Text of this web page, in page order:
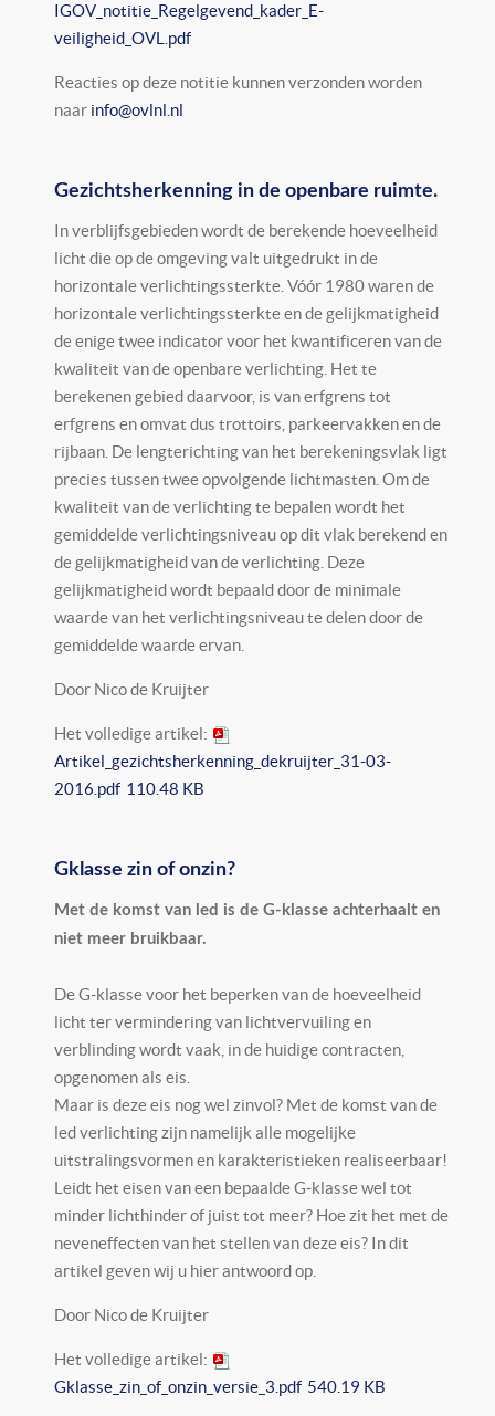
IGOV_notitie_Regelgevend_kader_E-
veiligheid_OVL.pdf
Reacties op deze notitie kunnen verzonden worden
naar info@ovlnl.nl
Gezichtsherkenning in de openbare ruimte.
In verblijfsgebieden wordt de berekende hoeveelheid
licht die op de omgeving valt uitgedrukt in de
horizontale verlichtingssterkte. Vóór 1980 waren de
horizontale verlichtingssterkte en de gelijkmatigheid
de enige twee indicator voor het kwantificeren van de
kwaliteit van de openbare verlichting. Het te
berekenen gebied daarvoor, is van erfgrens tot
erfgrens en omvat dus trottoirs, parkeervakken en de
rijbaan. De lengterichting van het berekeningsvlak ligt
precies tussen twee opvolgende lichtmasten. Om de
kwaliteit van de verlichting te bepalen wordt het
gemiddelde verlichtingsniveau op dit vlak berekend en
de gelijkmatigheid van de verlichting. Deze
gelijkmatigheid wordt bepaald door de minimale
waarde van het verlichtingsniveau te delen door de
gemiddelde waarde ervan.
Door Nico de Kruijter
Het volledige artikel:
Artikel_gezichtsherkenning_dekruijter_31-03-
2016.pdf 110.48 KB
Gklasse zin of onzin?
Met de komst van led is de G-klasse achterhaalt en
niet meer bruikbaar.
De G‐klasse voor het beperken van de hoeveelheid
licht ter vermindering van lichtvervuiling en
verblinding wordt vaak, in de huidige contracten,
opgenomen als eis.
Maar is deze eis nog wel zinvol? Met de komst van de
led verlichting zijn namelijk alle mogelijke
uitstralingsvormen en karakteristieken realiseerbaar!
Leidt het eisen van een bepaalde G‐klasse wel tot
minder lichthinder of juist tot meer? Hoe zit het met de
neveneffecten van het stellen van deze eis? In dit
artikel geven wij u hier antwoord op.
Door Nico de Kruijter
Het volledige artikel:
Gklasse_zin_of_onzin_versie_3.pdf 540.19 KB